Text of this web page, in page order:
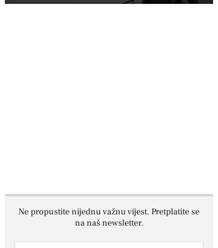
Ne propustite nijednu važnu vijest. Pretplatite se
na naš newsletter.